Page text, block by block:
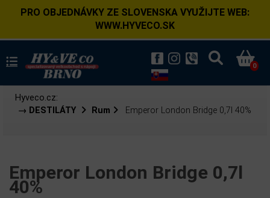
PRO OBJEDNÁVKY ZE SLOVENSKA VYUŽIJTE WEB:
WWW.HYVECO.SK
0
Hyveco.cz:
→ DESTILÁTY
Rum Emperor London Bridge 0,7l 40%
Emperor London Bridge 0,7l
40%